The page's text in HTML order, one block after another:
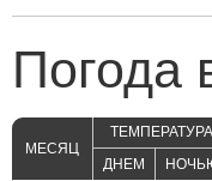
Погода
МЕСЯЦ
ТЕМПЕРАТУРА
ДНЕМ